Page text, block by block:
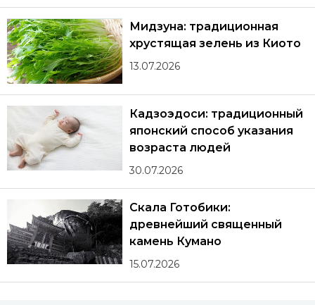
Мидзуна: традиционная
хрустящая зелень из Киото
13.07.2026
Кадзоэдоси: традиционный
японский способ указания
возраста людей
30.07.2026
Скала Готобики:
древнейший священный
камень Кумано
15.07.2026